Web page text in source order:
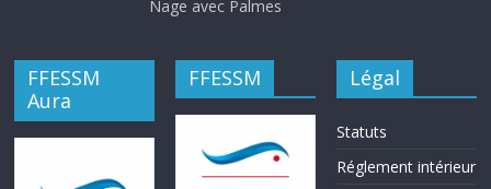
Nage avec Palmes
FFESSM
Aura
FFESSM Légal
Statuts
Réglement intérieur